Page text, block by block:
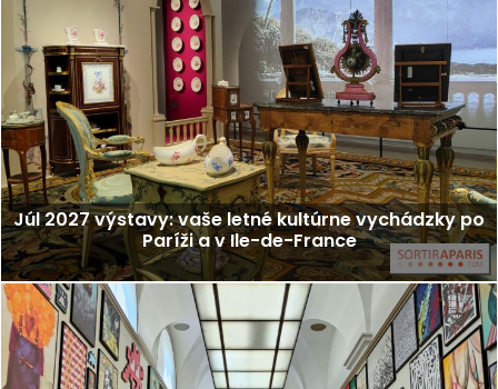
Júl 2027 výstavy: vaše letné kultúrne vychádzky po
Paríži a v Ile-de-France